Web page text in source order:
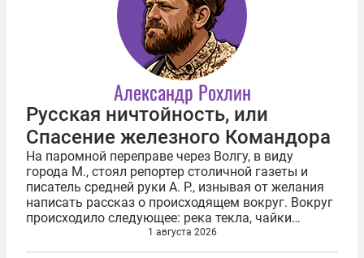
Александр Рохлин
Русская ничтойность, или
Спасение железного Командора
На паромной переправе через Волгу, в виду
города М., стоял репортер столичной газеты и
писатель средней руки А. Р., изнывая от желания
написать рассказ о происходящем вокруг. Вокруг
происходило следующее: река текла, чайки
летали, вода рябила, с парома на том берегу одна
за другой выезжали...
1 августа 2026